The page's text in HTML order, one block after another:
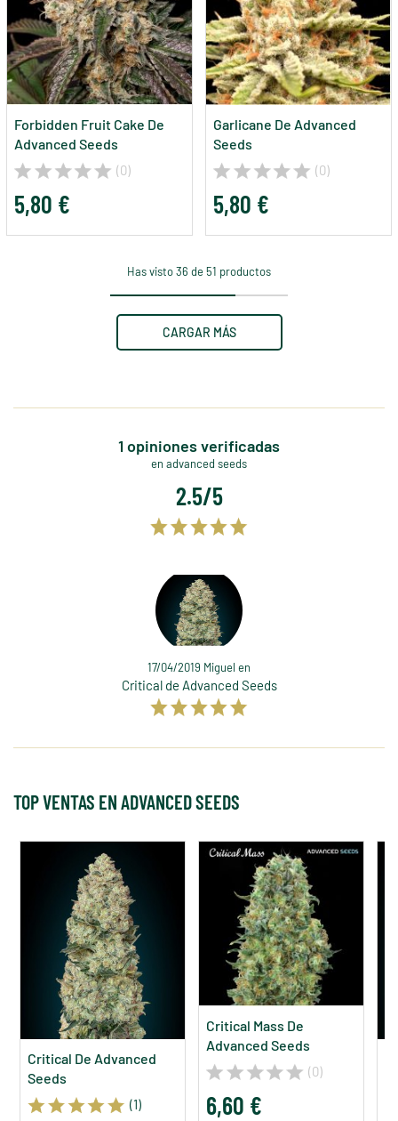
Forbidden Fruit Cake De
Advanced Seeds
(0)
5,80 €
Garlicane De Advanced
Seeds
(0)
5,80 €
Has visto 36 de 51 productos
CARGAR MÁS
1 opiniones verificadas
en advanced seeds
2.5/5
17/04/2019 Miguel en
Critical de Advanced Seeds
TOP VENTAS EN ADVANCED SEEDS
Critical De Advanced
Seeds
(1)
Critical Mass De
Advanced Seeds
(0)
6,60 €